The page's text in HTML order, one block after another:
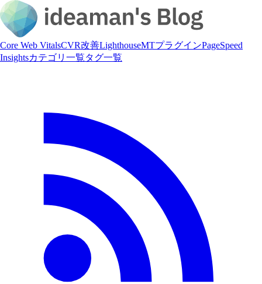
Core Web VitalsCVR改善LighthouseMTプラグインPageSpeed
Insightsカテゴリ一覧タグ一覧